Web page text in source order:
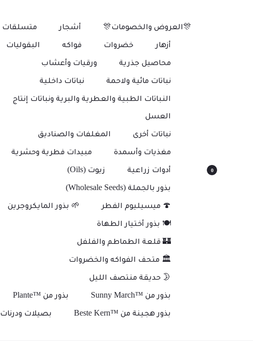
0
🎊العروض والخصومات🎊 أشجار متسلقات
أزهار خضروات فواكه البقوليات
محاصيل جذرية ورقيات وأعشاب
نباتات مائية ولاحمة نباتات داخلية
النباتات الطبية والعطرية والبرية ونباتات إنتاج
العسل
نباتات أخرى المغلفات والصناديق
مغذيات وأسمدة مبيدات فطرية وحشرية
أدوات زراعية زيوت (Oils)
بذور بالجملة (Wholesale Seeds)
🍄 ميسيليوم الفطر 🌱 بذور المايكروجرين
🍽️ بذور أختيار الطهاة
🏰 قلعة الطماطم والفلفل
🏛️ متحف الفواكه والخضروات
🌛 حديقة منتصف الليل
بذور من ™Sunny March بذور من ™Plante
بذور هجينة من ™Beste Kern بصيلات ودرنات